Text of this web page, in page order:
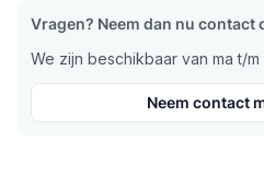
Vragen? Neem dan nu contact
We zijn beschikbaar van ma t/
Neem contact